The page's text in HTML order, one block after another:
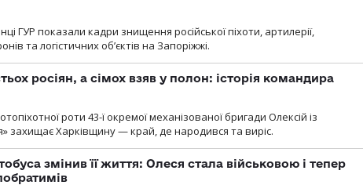
ГУР показали кадри знищення російської піхоти, артилерії,
та логістичних об’єктів на Запоріжжі.
росіян, а сімох взяв у полон: історія командира
роти 43-ї окремої механізованої бригади Олексій із
захищає Харківщину — край, де народився та виріс.
змінив її життя: Олеся стала військовою і тепер